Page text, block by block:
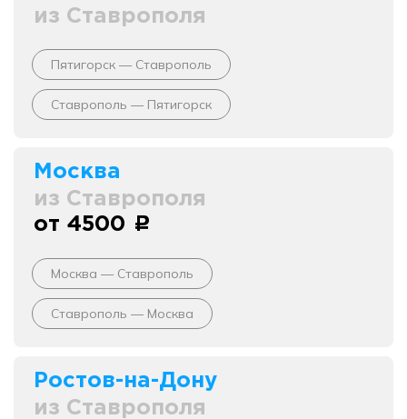
из Ставрополя
Пятигорск — Ставрополь
Ставрополь — Пятигорск
Москва
из Ставрополя
от 4500 c
Москва — Ставрополь
Ставрополь — Москва
Ростов-на-Дону
из Ставрополя